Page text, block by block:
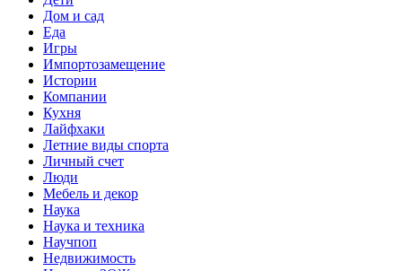
Дом и сад
Еда
Игры
Импортозамещение
Истории
Компании
Кухня
Лайфхаки
Летние виды спорта
Личный счет
Люди
Мебель и декор
Наука
Наука и техника
Научпоп
Недвижимость